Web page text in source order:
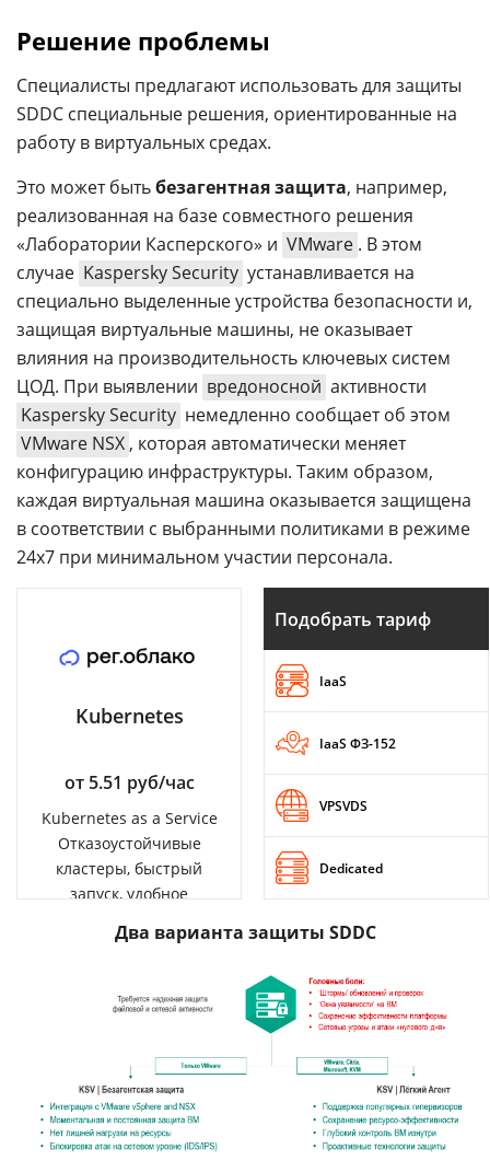
Решение проблемы
Специалисты предлагают использовать для защиты
SDDC специальные решения, ориентированные на
работу в виртуальных средах.
Это может бытьбезагентная защита, например,
реализованная на базе совместного решения
«Лаборатории Касперского» и VMware . В этом
случае Kaspersky Security устанавливается на
специально выделенные устройства безопасности и,
защищая виртуальные машины, не оказывает
влияния на производительность ключевых систем
ЦОД. При выявлении вредоносной активности
Kaspersky Security немедленно сообщает об этом
VMware NSX , которая автоматически меняет
конфигурацию инфраструктуры. Таким образом,
каждая виртуальная машина оказывается защищена
в соответствии с выбранными политиками в режиме
24x7 при минимальном участии персонала.
Kubernetes
от 5.51 руб/час
Kubernetes as a Service
Отказоустойчивые
кластеры, быстрый
запуск, удобное
Подобрать тариф
IaaS
IaaS ФЗ-152
VPSVDS
Dedicated
Два варианта защиты SDDC